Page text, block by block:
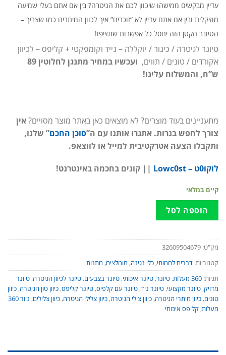
היה:
119.00 ₪.
הוא:
89.00 ₪.
עדיין מבקשים ממישהו שיכוון לכם את הגיטרה? בין אם אתם בעלי שמיעה
מוזיקלית ובין אם אתם עדיין לא “זוכרים” איך לכוון המיתרים כמו שצריך –
הטיונר הקטן הזה יחסל כל אפשרות שתזייפו!
טיונר לגיטרה / כינור / יוקללה – נייד וקומפקטי + קליפס – לכיוון
אקורדים / טונים / תווים, ועכשיו
במחיר מתנגן לחלוטין 89
ש”ח, והמשלוח עלינו!
מתעניינים בעוד מוצרים? לא מוצאים כאן באתר מוצר מסויים?אין
צורך לחפש בנרות. אתגרו אותנו עם ה”סוכן החכם” שלנו,
ותקבלו הצעה אטרקטיבית למייל או לווצאפ.
לוקו0ט – Lowc0st || קונים בחכמה באינטרנט!
קיים במלאי
הוספה לסל
מק"ט: 32609504679
קטגוריות: דברים לחמותי, כלי נגינה, מומלצים, מתנות
תגיות: 360 מעלות , טיונר, טיונר איכותי, טיונר בצבעים, טיונר לכיוון הגיטרה, טיונר
מדויק, טיונר מקצועי, טיונר ניד, טיונר עם קלפיס, טיונר קליפס, כיוון טון הגיטרה, כיוון
טונים, כיוון מיתרי הגיטרה, כיוון צילי הגיטרה, כיוון צלילי הגיטרה, כיוון צלילים,
ניור 360
מעלות, קליפס איכותי